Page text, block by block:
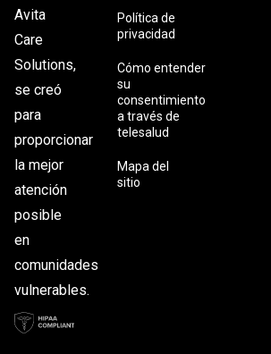
Avita
Care
Solutions,
se creó
para
proporcionar
la mejor
atención
posible
en
comunidades
vulnerables.
Política de
privacidad
Cómo entender
su
consentimiento
a través de
telesalud
Mapa del
sitio